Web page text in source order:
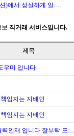
)에서 성실하게 일 …
보 직거래 서비스입니다.
제목
우미 입니다
임지는 지배인
임지는 지배인
력인재 입니다 잘부탁 드…